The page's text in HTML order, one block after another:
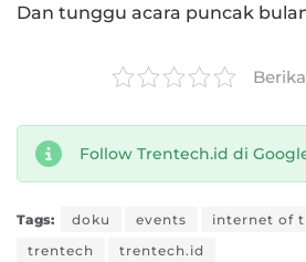
Dan tunggu acara puncak
Follow Trentech.id di
Tags: doku events internet of
trentech
trentech.id